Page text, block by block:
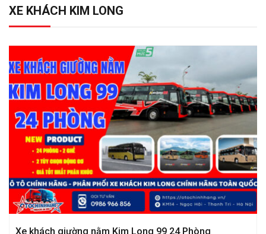
XE KHÁCH KIM LONG
Xe khách giường nằm Kim Long 99 24 Phòng